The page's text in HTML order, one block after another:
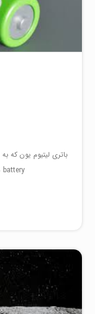
battery شناخته می شود نوعی باتری قابل...